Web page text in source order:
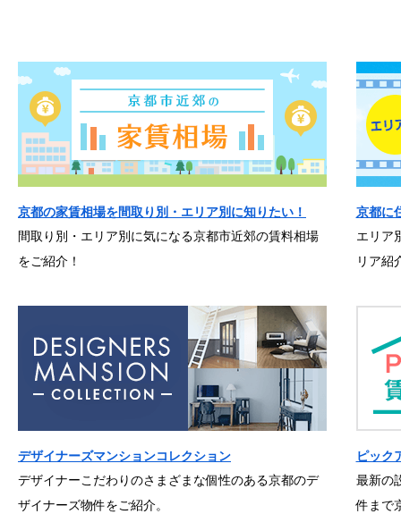
京都の家賃相場を間取り別・エリア別に知りたい！
間取り別・エリア別に気になる京都市近郊の賃料相場
をご紹介！
京都に
エリア
リア紹
デザイナーズマンションコレクション
デザイナーこだわりのさまざまな個性のある京都のデ
ザイナーズ物件をご紹介。
ピック
最新の
件まで